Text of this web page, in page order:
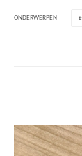
ONDERWERPEN